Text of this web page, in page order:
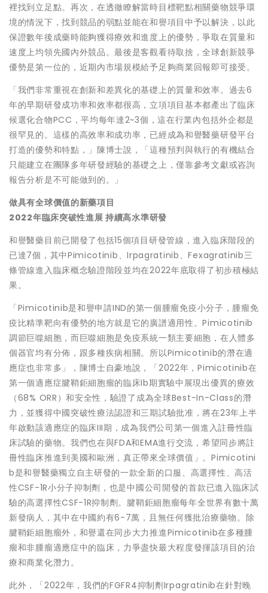
裡找到立足點。再次，在透徹瞭解當時目標靶點相關藥物競爭環
境的情況下，找到競品的弱點並能在和譽項目中予以解決，以此
保證數年後成藥時能夠獲得療效和進度上的優勢，爭取在質量和
速度上均領先國內外競品。最後是客觀看待取捨，全球創新競爭
優勢是第一位的，近期內市場規模給予足夠商業回報即可接受。
「我們非常重視在創新和差異化的基礎上的質量和效率。過去6
年的早期研發成功率和效率都很高，立項項目基本都產出了臨床
候選化合物PCC，平均每年達2~3個，這在行業內包括外企都是
很罕見的。這樣的高效率和成功率，已經成為和譽醫藥研發平台
打造的優勢和特點，」陳博士說，「這種預判與執行的有機結合
只能建立在團隊多年研發經驗的基礎之上，僅靠參考文獻或咨詢
報告分析是不可能做到的。」
做具有全球價值的新藥項目
2022年臨床突破性進展 持續高水準研發
和譽醫藥目前已開發了包括15個項目研發管線，進入臨床階段的
已達7個，其中Pimicotinib、Irpagratinib、Fexagratinib三
條管線進入臨床概念驗證階段並均在2022年底取得了初步積極結
果。
「Pimicotinib是和譽申請IND的第一個腫瘤免疫小分子，腫瘤免
疫比精準靶向有優勢的地方就是它的廣譜適用性。Pimicotinib
調節巨噬細胞，而巨噬細胞是免疫系統一類主要細胞，在人體多
個器官均有分佈，跟多種疾病相關。所以Pimicotinib的潛在適
應症也非常多」，陳博士自豪地說，「2022年，Pimicotinib在
第一個適應症腱鞘鉅細胞瘤的臨床Ib期實驗中展現出優異的療效
（68% ORR）和安全性，驗證了成為全球Best-In-Class的潛
力，並獲得中國突破性療法認證和三期試驗批准，將在23年上半
年啟動該適應症的臨床III期，成為我們公司第一個進入註冊性臨
床試驗的藥物。我們也在與FDA和EMA進行交流，希望同步將註
冊性臨床推進到美國和歐洲，真正帶來全球價值」。Pimicotini
b是和譽醫藥獨立自主研發的一款全新的口服、高選擇性、高活
性CSF-1R小分子抑制劑，也是中國公司開發的首款已進入臨床試
驗的高選擇性CSF-1R抑制劑。腱鞘鉅細胞瘤每年全世界有數十萬
新發病人，其中在中國約有6-7萬，且無任何獲批治療藥物。除
腱鞘鉅細胞瘤外，和譽還在同步大力推進Pimicotinib在多種腫
瘤和非腫瘤適應症中的臨床，力爭盡快最大程度發揮該項目的治
療和商業化潛力。
此外，「2022年，我們的FGFR4抑制劑Irpagratinib在針對晚